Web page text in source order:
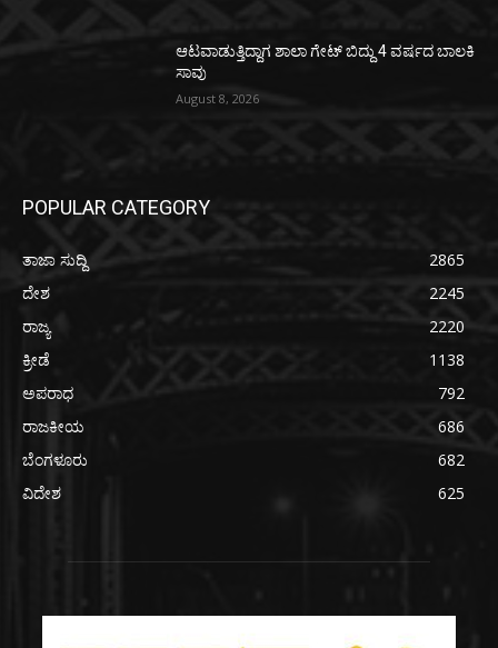
ಆಟವಾಡುತ್ತಿದ್ದಾಗ ಶಾಲಾ ಗೇಟ್‌ ಬಿದ್ದು 4 ವರ್ಷದ ಬಾಲಕಿ
ಸಾವು
August 8, 2026
POPULAR CATEGORY
ತಾಜಾ ಸುದ್ದಿ
2865
ದೇಶ
2245
ರಾಜ್ಯ
2220
ಕ್ರೀಡೆ
1138
ಅಪರಾಧ
792
ರಾಜಕೀಯ
686
ಬೆಂಗಳೂರು
682
ವಿದೇಶ
625